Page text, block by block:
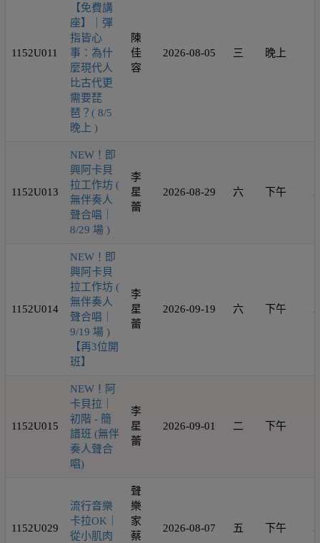
1152U011
【免費講
座】｜彈
指皆心
事：為什
麼現代人
比古代更
需要琵
琶？( 8/5
晚上 )
陳
佳
容
2026-08-05 三 晚上
1152U013
NEW！即
興阿卡貝
拉工作坊 (
無伴奏人
聲合唱｜
8/29 場 )
李
星
蕾
2026-08-29 六 下午 2
1152U014
NEW！即
興阿卡貝
拉工作坊 (
無伴奏人
聲合唱｜
9/19 場 )
【再3位開
班】
李
星
蕾
2026-09-19 六 下午 2
1152U015
NEW！阿
卡貝拉｜
初階 - 簡
譜班 (無伴
奏人聲合
唱)
李
星
蕾
2026-09-01 二 下午
1152U029
流行音樂
卡拉OK｜
從小肌肉
聲
樂
家
蔡
2026-08-07 五 下午